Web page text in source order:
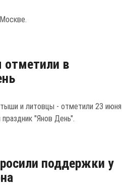
отметили в
и литовцы - отметили 23 июня
"Янов День".
поддержки у